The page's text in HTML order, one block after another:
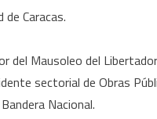
de Caracas.
del Mausoleo del
sectorial de Obras
Nacional.